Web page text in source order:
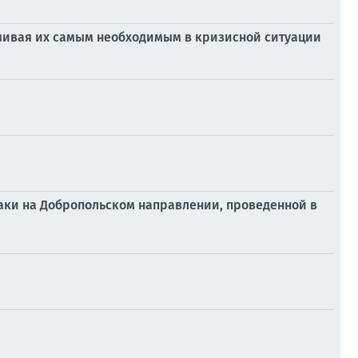
их самым необходимым в кризисной ситуации
на Добропольском направлении, проведенной в